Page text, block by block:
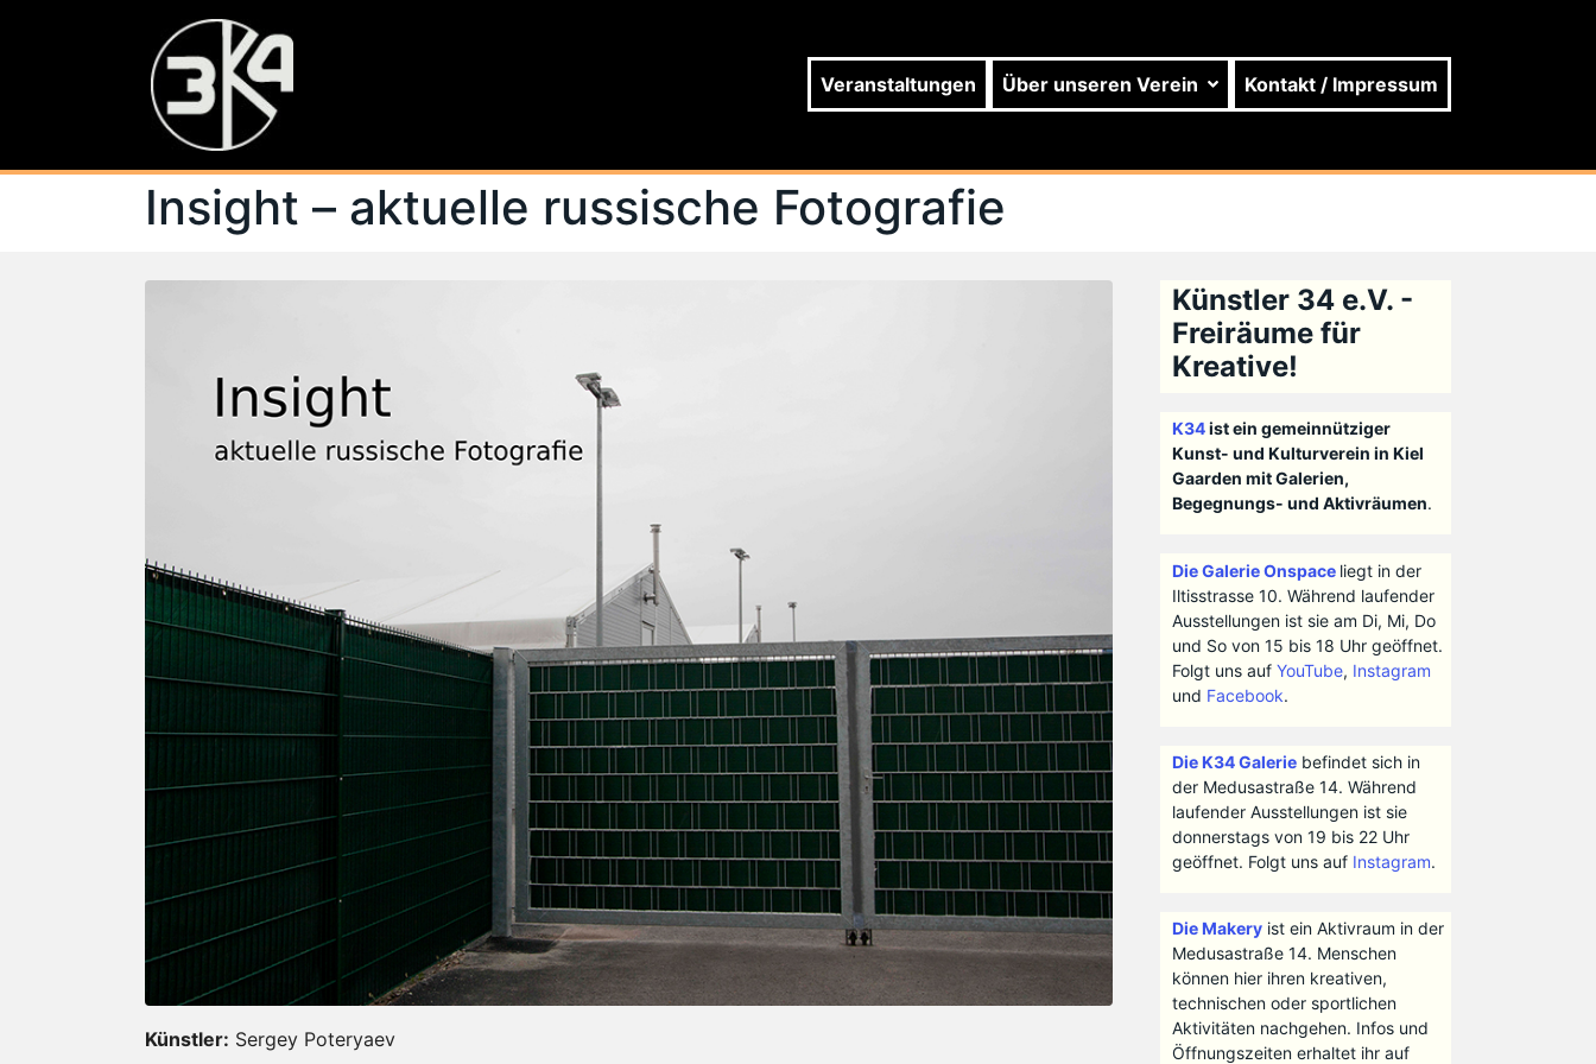
Veranstaltungen Über unseren Verein Kontakt / Impressum
Insight – aktuelle russische Fotografie
Künstler: Sergey Poteryaev
Künstler 34 e.V. -
Freiräume für
Kreative!
K34ist ein gemeinnütziger
Kunst- und Kulturverein in Kiel
Gaarden mit Galerien,
Begegnungs- und Aktivräumen.
Die Galerie Onspace liegt in der
Iltisstrasse 10. Während laufender
Ausstellungen ist sie am Di, Mi, Do
und So von 15 bis 18 Uhr geöffnet.
Folgt uns auf YouTube, Instagram
und Facebook.
Die K34 Galeriebefindet sich in
der Medusastraße 14. Während
laufender Ausstellungen ist sie
donnerstags von 19 bis 22 Uhr
geöffnet. Folgt uns auf Instagram.
Die Makeryist ein Aktivraum in der
Medusastraße 14. Menschen
können hier ihren kreativen,
technischen oder sportlichen
Aktivitäten nachgehen. Infos und
Öffnungszeiten erhaltet ihr auf